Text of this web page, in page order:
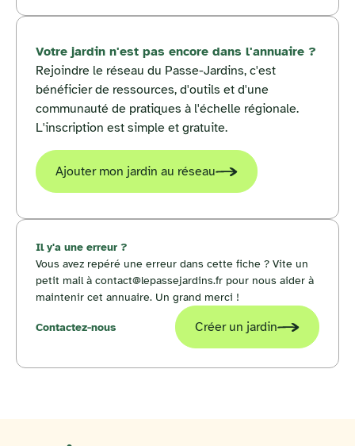
Votre jardin n'est pas encore dans l'annuaire ?
Rejoindre le réseau du Passe-Jardins, c'est
bénéficier de ressources, d'outils et d'une
communauté de pratiques à l'échelle régionale.
L'inscription est simple et gratuite.
Ajouter mon jardin au réseau
Il y'a une erreur ?
Vous avez repéré une erreur dans cette fiche ? Vite un
petit mail à contact@lepassejardins.fr pour nous aider à
maintenir cet annuaire. Un grand merci !
Contactez-nous Créer un jardin